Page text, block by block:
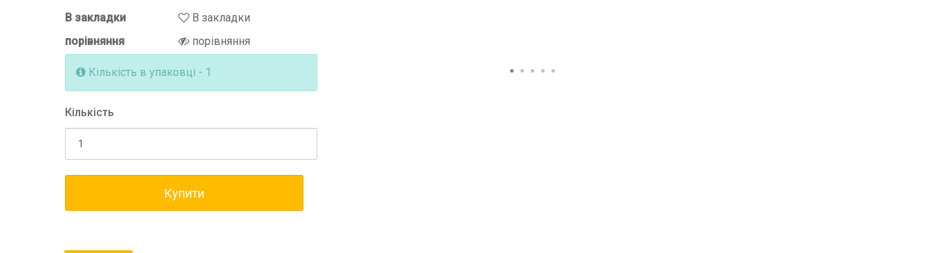
В закладки
В закладки
порівняння
порівняння
Кількість в упаковці - 1
Кількість
Купити